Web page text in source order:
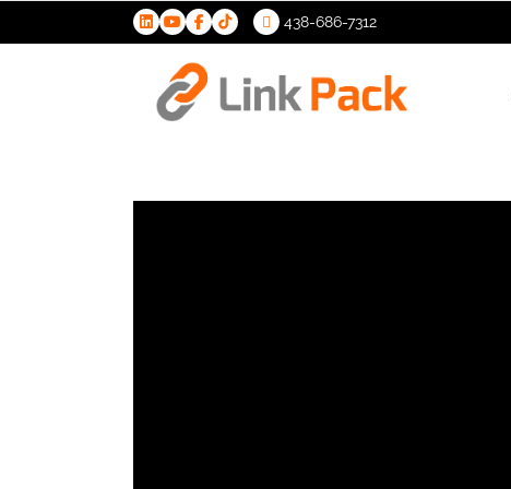
438-686-7312
>